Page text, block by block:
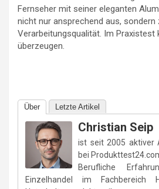
Fernseher mit seiner eleganten
nicht nur ansprechend aus, sondern
Verarbeitungsqualität. Im Praxistest
überzeugen.
Über Letzte Artikel
Christian Seip
ist seit 2005 aktiver
bei
Berufliche
Einzelhandel im Fachbereich